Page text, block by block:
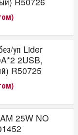
уп Lider
2USB,
R50725
25W NO